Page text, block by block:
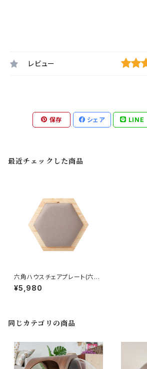
レビュー
保存 シェア LINE
最近チェックした商品
六角ハウスチェアプレート(六角
ハウスオプション)-MYZOO【n
ekokobo select】
¥5,980
同じカテゴリの商品